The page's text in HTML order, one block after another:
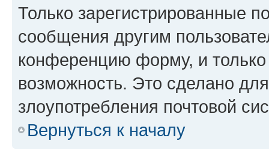
Только зарегистрированные
сообщения другим
конференцию форму, и
возможность. Это сделано
злоупотребления почтовой
Вернуться к началу